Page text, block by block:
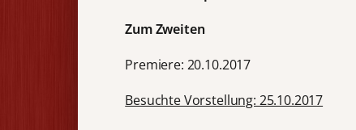
Zum Zweiten
Premiere: 20.10.2017
Besuchte Vorstellung: 25.10.2017